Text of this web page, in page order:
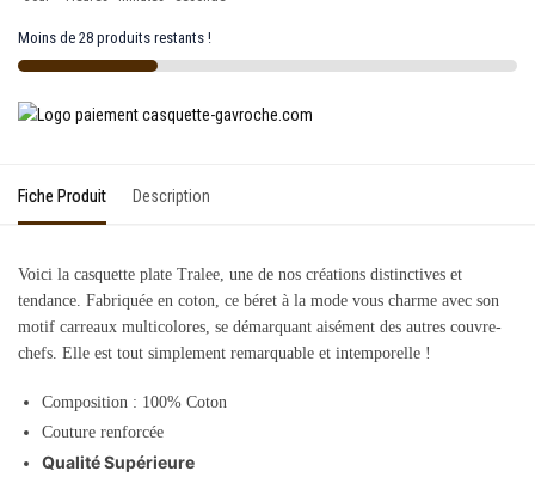
Moins de 28 produits restants !
Fiche Produit Description
Voici la casquette plate Tralee, une de nos créations distinctives et
tendance. Fabriquée en coton, ce béret à la mode vous charme avec son
motif carreaux multicolores, se démarquant aisément des autres couvre-
chefs. Elle est tout simplement remarquable et intemporelle !
Composition : 100% Coton
Couture renforcée
Qualité Supérieure